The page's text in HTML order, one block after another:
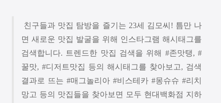
친구들과 맛집 탐방을 즐기는 23세 김모씨 ! 틈만 나
면 새로운 맛집 발굴을 위해 인스타그램 해시태그를
검색합니다. 트렌드한 맛집 검색을 위해 #존맛탱, #
꿀맛, #디저트맛집 등의 해시태그를 찾아보고, 검색
결과로 뜨는 #매그놀리아 #비스테카 #몽슈슈 #리치
망고 등의 맛집들을 찾아보면 모두 현대백화점 지하